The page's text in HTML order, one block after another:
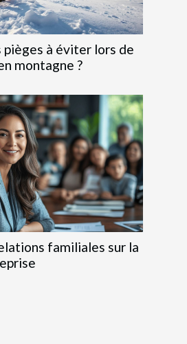
pièges à éviter lors de
montagne ?
familiales sur la